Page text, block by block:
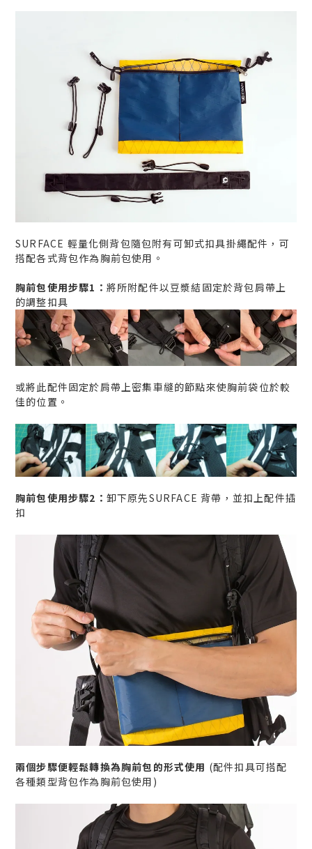
SURFACE 輕量化側背包隨包附有可卸式扣具掛繩配件，可
搭配各式背包作為胸前包使用。
胸前包使用步驟1： 將所附配件以豆漿結固定於背包肩帶上
的調整扣具
或將此配件固定於肩帶上密集車縫的節點來使胸前袋位於較
佳的位置。
胸前包使用步驟2： 卸下原先SURFACE 背帶，並扣上配件插
扣
兩個步驟便輕鬆轉換為胸前包的形式使用 (配件扣具可搭配
各種類型背包作為胸前包使用)